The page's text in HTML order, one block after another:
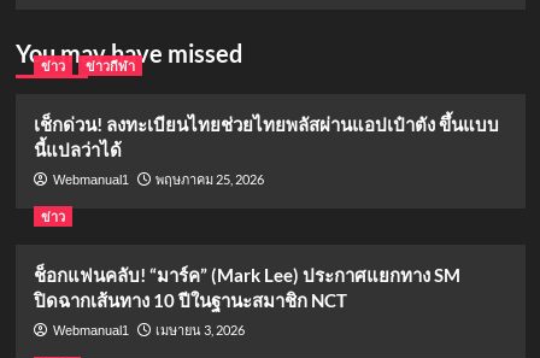
You may have missed
ข่าว ข่าวกีฬา
เช็กด่วน! ลงทะเบียนไทยช่วยไทยพลัสผ่านแอปเป๋าตัง ขึ้นแบบ
นี้แปลว่าได้
Webmanual1 พฤษภาคม 25, 2026
ข่าว
ช็อกแฟนคลับ! “มาร์ค” (Mark Lee) ประกาศแยกทาง SM
ปิดฉากเส้นทาง 10 ปีในฐานะสมาชิก NCT
Webmanual1 เมษายน 3, 2026